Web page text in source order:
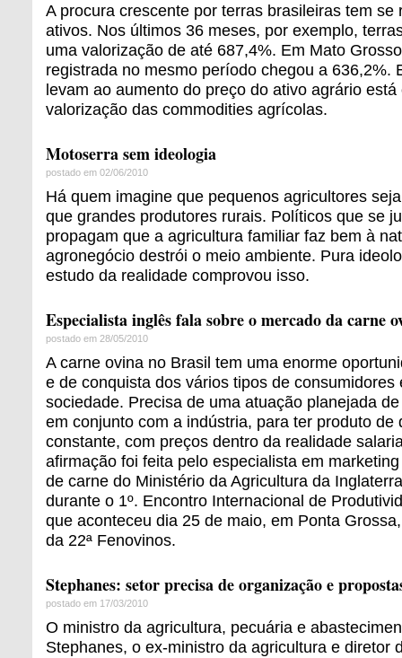
A procura crescente por terras brasileiras tem se
ativos. Nos últimos 36 meses, por exemplo,
uma valorização de até 687,4%. Em Mato
registrada no mesmo período chegou a 636,2%.
levam ao aumento do preço do ativo agrário
valorização das commodities agrícolas.
Motoserra sem ideologia
postado em 02/06/2010
Há quem imagine que pequenos agricultores
que grandes produtores rurais. Políticos que se
propagam que a agricultura familiar faz bem à
agronegócio destrói o meio ambiente. Pura
estudo da realidade comprovou isso.
Especialista inglês fala sobre o mercado da carne
postado em 28/05/2010
A carne ovina no Brasil tem uma enorme
e de conquista dos vários tipos de consumidores
sociedade. Precisa de uma atuação planejada
em conjunto com a indústria, para ter produto de
constante, com preços dentro da realidade
afirmação foi feita pelo especialista em
de carne do Ministério da Agricultura da
durante o 1º. Encontro Internacional de
que aconteceu dia 25 de maio, em Ponta
da 22ª Fenovinos.
Stephanes: setor precisa de organização e
postado em 17/03/2010
O ministro da agricultura, pecuária e
Stephanes, o ex-ministro da agricultura e diretor